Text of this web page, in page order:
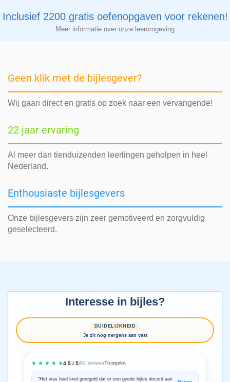
Inclusief 2200 gratis oefenopgaven voor rekenen!
Meer informatie over onze leeromgeving
Geen klik met de bijlesgever?
Wij gaan direct en gratis op zoek naar een vervangende!
22 jaar ervaring
Al meer dan tienduizenden leerlingen geholpen in heel
Nederland.
Enthousiaste bijlesgevers
Onze bijlesgevers zijn zeer gemotiveerd en zorgvuldig
geselecteerd.
Interesse in bijles?
DUIDELIJKHEID
Je zit nog nergens aan vast
★ ★ ★ ★ ★4.5 / 5931 reviewsTrustpilot
“Het was heel snel geregeld dat er een goede bijles docent aan